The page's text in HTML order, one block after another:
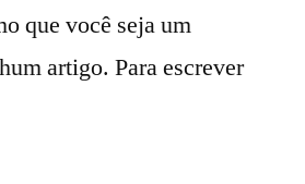
que você seja um
artigo. Para escrever